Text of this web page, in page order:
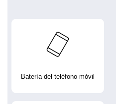
Batería del teléfono móvil